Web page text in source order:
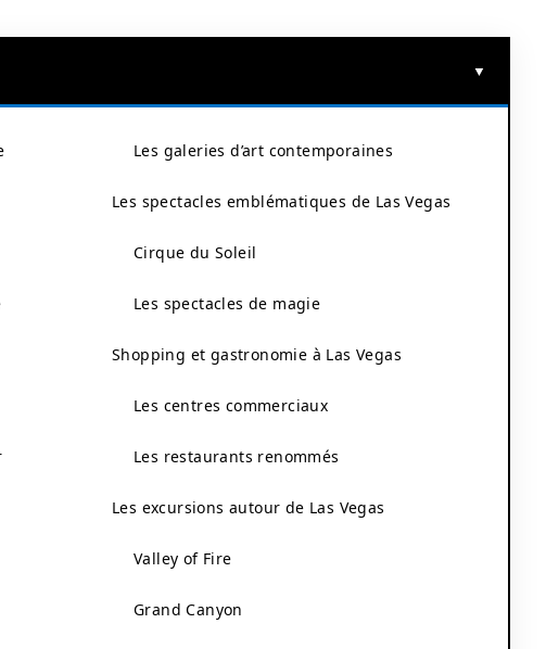
Les galeries d’art contemporaines
Les spectacles emblématiques de Las Vegas
Cirque du Soleil
Les spectacles de magie
Shopping et gastronomie à Las Vegas
Les centres commerciaux
Les restaurants renommés
Les excursions autour de Las Vegas
Valley of Fire
Grand Canyon